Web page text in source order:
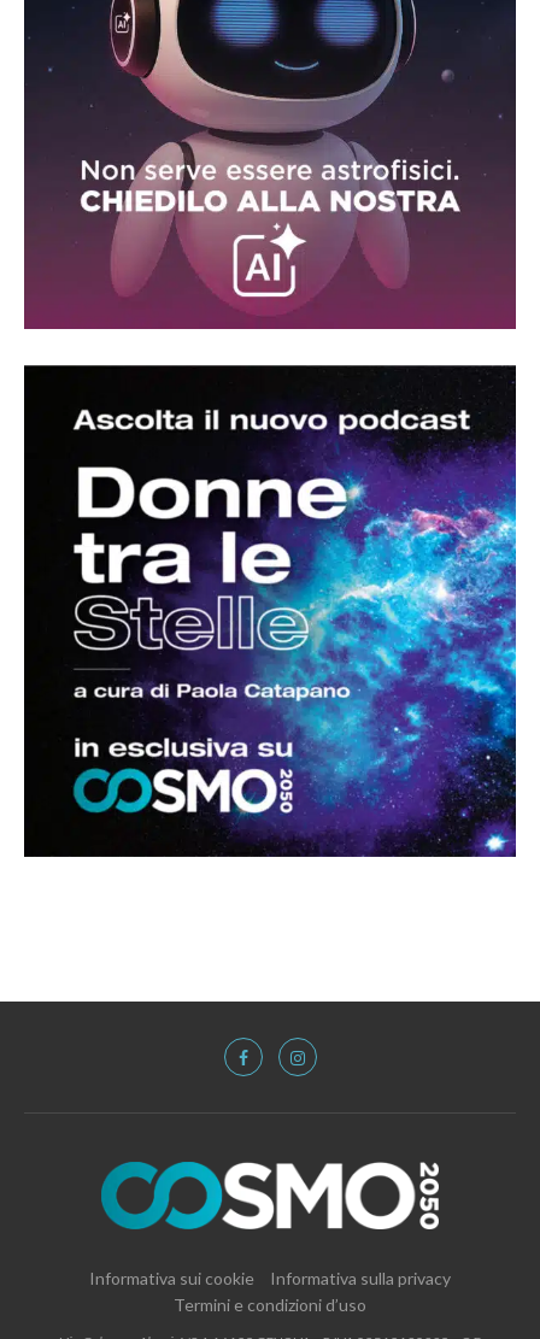
Informativa sui cookie
Informativa sulla privacy
Termini e condizioni d’uso